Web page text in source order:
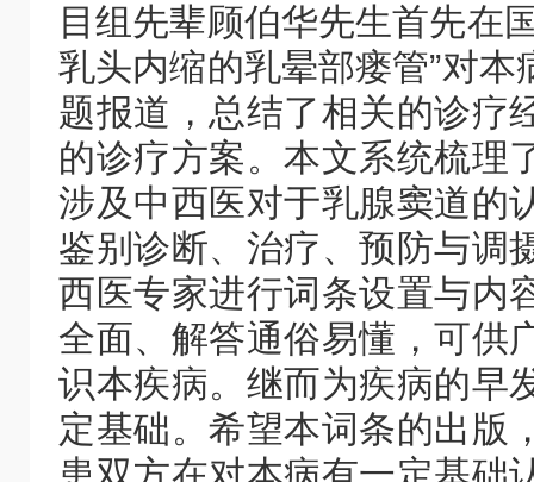
目组先辈顾伯华先生首先在
乳头内缩的乳晕部瘘管”对
题报道，总结了相关的诊疗
的诊疗方案。本文系统梳理
涉及中西医对于乳腺窦道的
鉴别诊断、治疗、预防与调
西医专家进行词条设置与内
全面、解答通俗易懂，可供
识本疾病。继而为疾病的早
定基础。希望本词条的出版